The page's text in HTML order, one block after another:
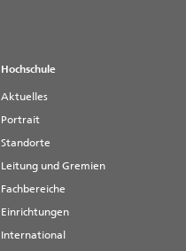
Hochschule
Aktuelles
Portrait
Standorte
Leitung und Gremien
Fachbereiche
Einrichtungen
International